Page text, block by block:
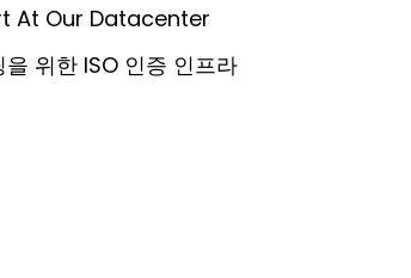
At Our Datacenter
위한 ISO 인증 인프라